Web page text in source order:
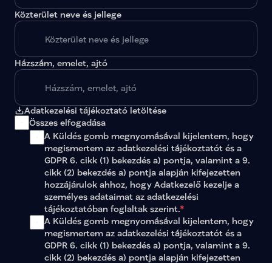
Közterület neve és jellege
Házszám, emelet, ajtó
Adatkezelési tájékoztató letöltése
Összes elfogadása
A Küldés gomb megnyomásával kijelentem, hogy
megismertem az adatkezelési tájékoztatót és a
GDPR 6. cikk (1) bekezdés a) pontja, valamint a 9.
cikk (2) bekezdés a) pontja alapján kifejezetten
hozzájárulok ahhoz, hogy Adatkezelő kezelje a
személyes adataimat az adatkezelési
tájékoztatóban foglaltak szerint.*
A Küldés gomb megnyomásával kijelentem, hogy
megismertem az adatkezelési tájékoztatót és a
GDPR 6. cikk (1) bekezdés a) pontja, valamint a 9.
cikk (2) bekezdés a) pontja alapján kifejezetten